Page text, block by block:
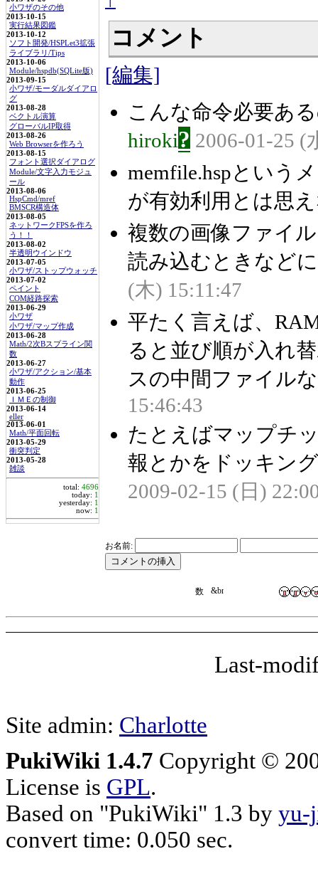
小ワザのその他
2013-10-15
実行結果図鑑
2013-10-12
ソフト開発/HSPLet3拡張
ライブラリ/Tips
2013-10-06
Module/hspdb(SQLite版)
2013-09-15
小ワザ/モーダルダイアロ
グ
2013-08-28
ベクトル演算
グローバルIP取得
2013-08-26
Web Browserを作ろう
2013-08-15
フォント選択ダイアログ
Module/文字入力モジュ
ール
2013-08-06
HspCmd/mref
BMSCR構造体
2013-08-05
ネットワークFPSを作ろ
う！！
2013-08-02
半透明ウインドウ
2013-07-05
小ワザ/ストップウォッチ
2013-07-02
ペイント
COM経路探索
2013-06-29
小ワザ
小ワザ/マップ作成
2013-06-28
Math/2次Bスプライン関
数
2013-06-27
小ワザ/アクション/基本
動作
2013-06-25
ＩＭＥの制御
2013-06-14
eller
2013-06-01
Math/平面回転
2013-05-29
衝突判定
2013-05-28
雑談
total: 4696
today: 1
yesterday: 1
now: 1
コメント
[編集]
こんな命令必要あ
hiroki? 2006-01-25 (
memfile.hspという
が有効利用とは思
複数の画像ファイ
読み込むときなど
(木) 15:11:47
平たく言えば、
ると並び順が入れ
スの中間ファイル
15:46:43
たとえばマップチ
報とかをドッキン
2009-02-15 (日)
お名前:
Last-
Site admin: Charlotte
PukiWiki 1.4.7 Copyright ©
License is GPL.
Based on "PukiWiki" 1.3 by yu-
convert time: 0.050 sec.